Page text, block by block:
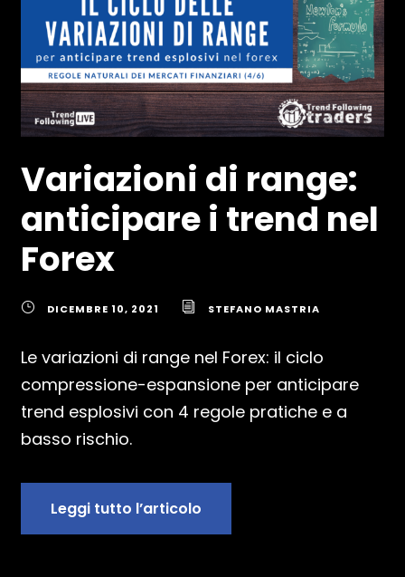
Variazioni di range:
anticipare i trend nel
Forex
DICEMBRE 10, 2021 STEFANO MASTRIA
Le variazioni di range nel Forex: il ciclo
compressione-espansione per anticipare
trend esplosivi con 4 regole pratiche e a
basso rischio.
Leggi tutto l’articolo